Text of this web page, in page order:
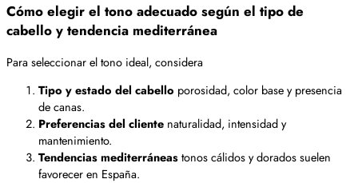
Cómo elegir el tono adecuado según el tipo de
cabello y tendencia mediterránea
Para seleccionar el tono ideal, considera
Tipo y estado del cabello porosidad, color base y presencia
de canas.
Preferencias del cliente naturalidad, intensidad y
mantenimiento.
Tendencias mediterráneastonos cálidos y dorados suelen
favorecer en España.